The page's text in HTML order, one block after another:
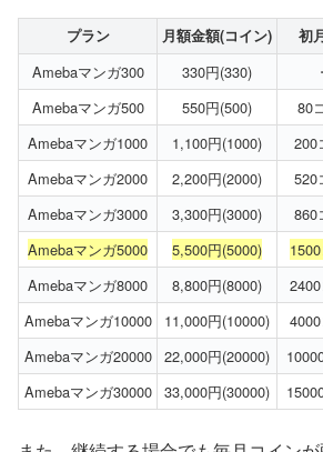
プラン 月額金額(コイン) 初
Amebaマンガ300 330円(330)
Amebaマンガ500
550円(500) 80
Amebaマンガ1000
1,100円(1000) 200
Amebaマンガ2000
2,200円(2000) 520
Amebaマンガ3000
3,300円(3000) 860
Amebaマンガ5000
5,500円(5000)
Amebaマンガ8000
8,800円(8000)
Amebaマンガ10000
11,000円(10000)
Amebaマンガ20000
22,000円(20000)
Amebaマンガ30000
33,000円(30000)